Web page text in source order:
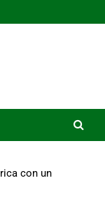
con un